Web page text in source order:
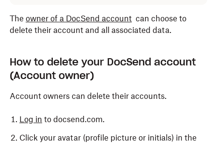
The owner of a DocSend account can choose to
delete their account and all associated data.
How to delete your DocSend account
(Account owner)
Account owners can delete their accounts.
Log in to docsend.com.
Click your avatar (profile picture or initials) in the